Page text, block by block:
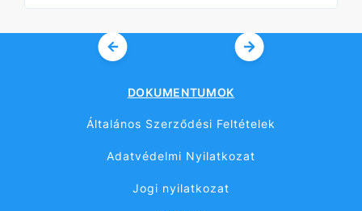
DOKUMENTUMOK
Általános Szerződési Feltételek
Adatvédelmi Nyilatkozat
Jogi nyilatkozat